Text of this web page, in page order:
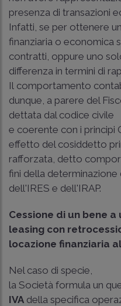
presenza di transazioni
Infatti, se per ottenere
finanziaria o economica
contratti, oppure uno
differenza in termini di
Il comportamento
dunque, a parere del
dettata dal codice civile
e coerente con i principi
effetto del cosiddetto
rafforzata, detto
fini della determinazione
dell'IRES e dell'IRAP.
Cessione di un bene
leasing con
locazione finanziaria
Nel caso di specie,
la Società formula un
IVA della specifica